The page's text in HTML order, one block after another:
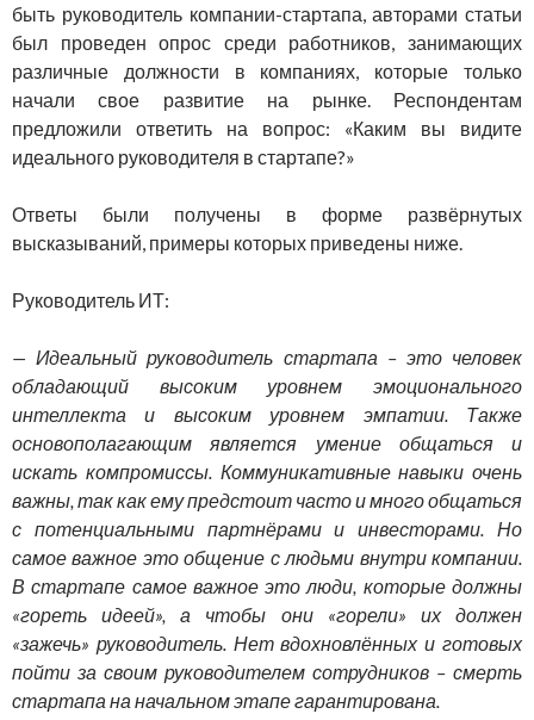
быть руководитель компании-стартапа, авторами статьи
был проведен опрос среди работников, занимающих
различные должности в компаниях, которые только
начали свое развитие на рынке. Респондентам
предложили ответить на вопрос: «Каким вы видите
идеального руководителя в стартапе?»
Ответы были получены в форме развёрнутых
высказываний, примеры которых приведены ниже.
Руководитель ИТ:
— Идеальный руководитель стартапа – это человек
обладающий высоким уровнем эмоционального
интеллекта и высоким уровнем эмпатии. Также
основополагающим является умение общаться и
искать компромиссы. Коммуникативные навыки очень
важны, так как ему предстоит часто и много общаться
с потенциальными партнёрами и инвесторами. Но
самое важное это общение с людьми внутри компании.
В стартапе самое важное это люди, которые должны
«гореть идеей», а чтобы они «горели» их должен
«зажечь» руководитель. Нет вдохновлённых и готовых
пойти за своим руководителем сотрудников – смерть
стартапа на начальном этапе гарантирована.